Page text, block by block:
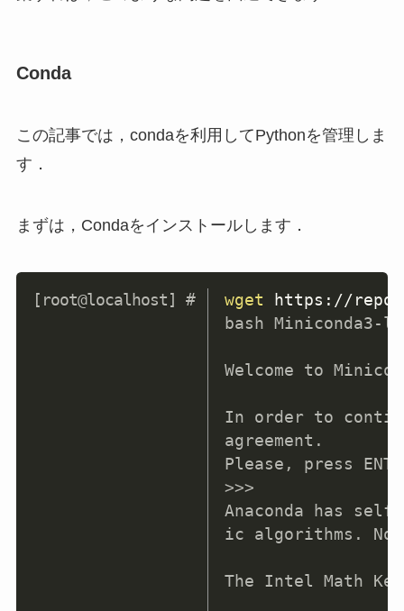
Conda
この記事では，condaを利用してPythonを管理しま
す．
まずは，Condaをインストールします．
wget https://
bash Miniconda3-
Welcome to
In order to
agreement.
Please, press
>>>
Anaconda has
ic algorithms. No
The Intel Math
Copy